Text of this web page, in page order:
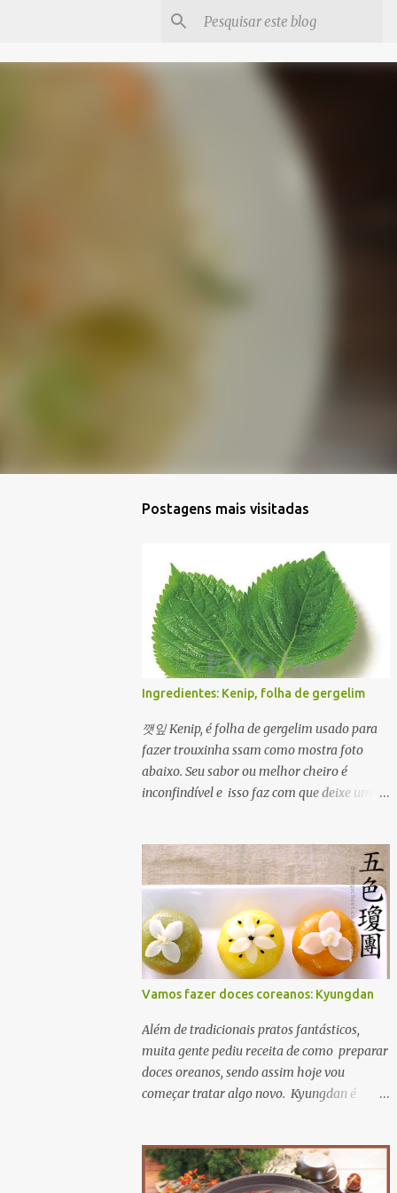
Postagens mais visitadas
Ingredientes: Kenip, folha de gergelim
깻잎 Kenip, é folha de gergelim usado para
fazer trouxinha ssam como mostra foto
abaixo. Seu sabor ou melhor cheiro é
inconfindível e isso faz com que deixe um
condimentado com molho de ganjang com
pimenta. Além disso ele é usado em várias
formas para ver um prato usando kenip
clique Aqui
Vamos fazer doces coreanos: Kyungdan
Além de tradicionais pratos fantásticos,
muita gente pediu receita de como preparar
doces oreanos, sendo assim hoje vou
começar tratar algo novo. Kyungdan é
de festas e aniversários. A receita original
se encontra Aqui então vamos lá? primeiro